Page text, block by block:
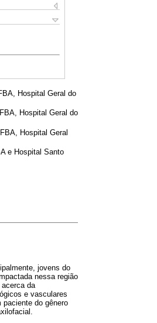
Hospital Geral do
Hospital Geral do
Hospital Geral
e Hospital Santo
jovens do
nessa região
da
e vasculares
do gênero